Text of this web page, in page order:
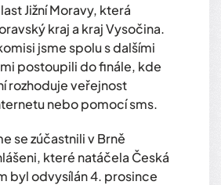
Jižní Moravy, která
kraj a kraj Vysočina.
jsme spolu s dalšími
postoupili do finále, kde
rozhoduje veřejnost
nebo pomocí sms.
se zúčastnili v Brně
které natáčela Česká
byl odvysílán 4. prosince